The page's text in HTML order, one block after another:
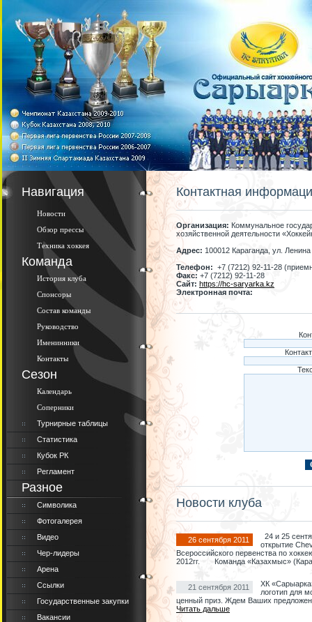
Навигация
Новости
Обзор прессы
Техника хоккея
Команда
История клуба
Спонсоры
Состав команды
Руководство
Именинники
Контакты
Сезон
Календарь
Соперники
Турнирные таблицы
Статистика
Кубок РК
Регламент
Разное
Символика
Фотогалерея
Видео
Чер-лидеры
Арена
Ссылки
Государственные закупки
Вакансии
Контактная
Организация: Коммунальное
хозяйственной деятельности
Адрес: 100012 Караганда, ул.
Телефон: +7 (7212) 92-11-28
Факс: +7 (7212) 92-11-28
Сайт: https://hc-saryarka.kz
Электронная почта:
Новости клуба
26 сентября 2011
24 и 25
открытие
Всероссийского первенства по
2012гг. Команда «Казахмыс»
21 сентября 2011
ХК
логотип для
ценный приз. Ждем Ваших
Читать дальше